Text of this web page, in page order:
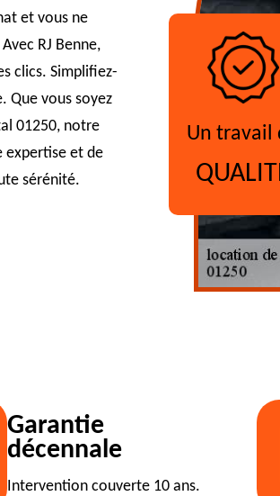
et vous ne
RJ Benne,
clics. Simplifiez-
Que vous soyez
01250, notre
expertise et de
sérénité.
Un travail
Garantie
décennale
Intervention couverte 10 ans.